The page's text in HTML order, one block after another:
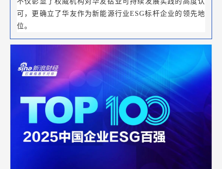
可，更确立了华友作为新能源行业ESG标杆企业的领先地
位。